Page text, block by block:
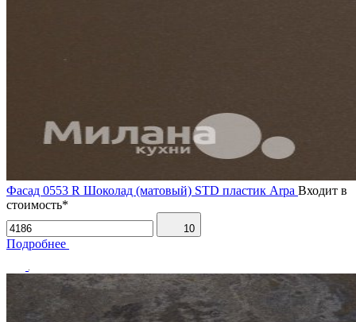
Фасад 0553 R Шоколад (матовый) STD пластик Arpa Входит в
стоимость*
10
Подробнее